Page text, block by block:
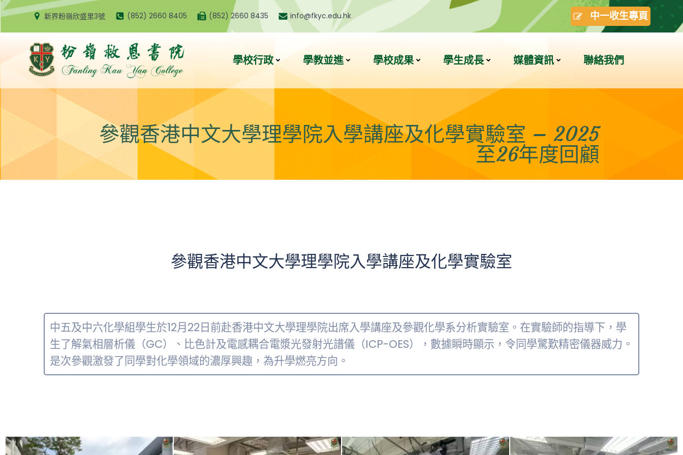
Skip
to
content
新界粉嶺欣盛里3號 (852) 2660 8405 (852) 2660 8435 info@fkyc.edu.hk 中一收生專頁
學校行政 學教並進 學校成果 學生成長 媒體資訊 聯絡我們
參觀香港中文大學理學院入學講座及化學實驗室 – 2025
至26年度回顧
參觀香港中文大學理學院入學講座及化學實驗室
中五及中六化學組學生於12月22日前赴香港中文大學理學院出席入學講座及參觀化學系分析實驗室。在實驗師的指導下，學
生了解氣相層析儀（GC）、比色計及電感耦合電漿光發射光譜儀（ICP-OES），數據瞬時顯示，令同學驚歎精密儀器威力。
是次參觀激發了同學對化學領域的濃厚興趣，為升學燃亮方向。